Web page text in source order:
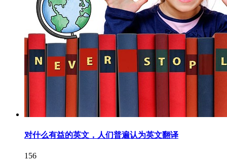
对什么有益的英文，人们普遍认为英文翻译
156